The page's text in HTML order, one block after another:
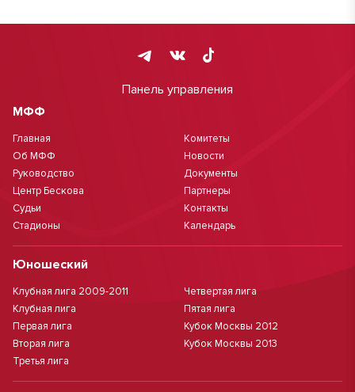
Панель управления
МФФ
Главная
Об МФФ
Руководство
Центр Бескова
Судьи
Стадионы
Комитеты
Новости
Документы
Партнеры
Контакты
Календарь
Юношеский
Клубная лига 2009-2011
Клубная лига
Первая лига
Вторая лига
Третья лига
Четвертая лига
Пятая лига
Кубок Москвы 2012
Кубок Москвы 2013